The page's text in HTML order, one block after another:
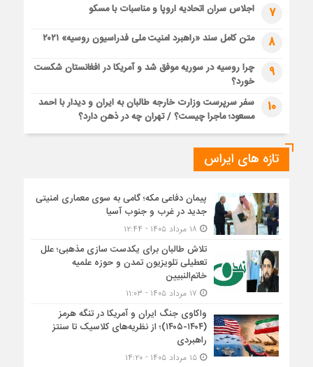
7 اجلاس سران اتحادیه اروپا و مناسبات با مسکو
8 متن کامل سند «راهبرد امنیت ملی فدراسیون روسیه» ۲۰۲۱
9
چرا روسیه در سوریه موفق شد و آمریکا در افغانستان شکست
خورد؟
10
سفر سرپرست وزارت خارجه طالبان به ایران و دیدار با احمد
مسعود؛ ماجرا چیست؟ / تهران چه در ذهن دارد؟
تازه های ایراس
پیمان دفاعی مکه؛ گامی به سوی معماری امنیتی
جدید در غرب و جنوب آسیا
تلاش طالبان برای یکدست سازی مذهبی؛ علل
تعطیلی تلویزیون تمدن و حوزه علمیه
خاتم‌النبیین
واکاوی جنگ ایران و آمریکا در تنگه هرمز
(۱۴۰۴-۱۴۰۵)؛ از نظریه‌های کلاسیک تا سنتز
راهبردی
۱۵ مرداد ۱۴۰۵ - ۱۴:۲۰